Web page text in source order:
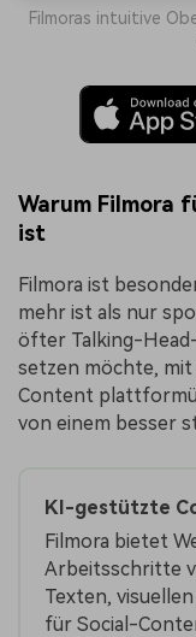
Filmoras intuitive
Warum Filmora
ist
Filmora ist
mehr ist als nur
öfter Talking-
setzen möchte,
Content
von einem besser
KI-gestützte
Filmora bietet
Arbeitsschritte
Texten,
für Social-